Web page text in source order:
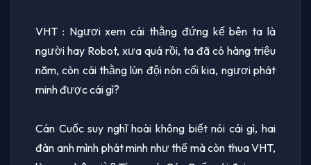
VHT : Ngươi xem cái thằng đứng kế bên ta là
người hay Robot, xưa quá rồi, ta đã có hàng triệu
năm, còn cái thằng lùn đội nón cối kia, ngươi phát
minh được cái gì?
Cán Cuốc suy nghĩ hoài không biết nói cái gì, hai
đàn anh mình phát minh như thế mà còn thua VHT,